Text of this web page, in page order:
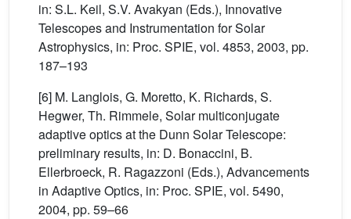
in: S.L. Keil, S.V. Avakyan (Eds.), Innovative
Telescopes and Instrumentation for Solar
Astrophysics, in: Proc. SPIE, vol. 4853, 2003, pp.
187–193
[6] M. Langlois, G. Moretto, K. Richards, S.
Hegwer, Th. Rimmele, Solar multiconjugate
adaptive optics at the Dunn Solar Telescope:
preliminary results, in: D. Bonaccini, B.
Ellerbroeck, R. Ragazzoni (Eds.), Advancements
in Adaptive Optics, in: Proc. SPIE, vol. 5490,
2004, pp. 59–66